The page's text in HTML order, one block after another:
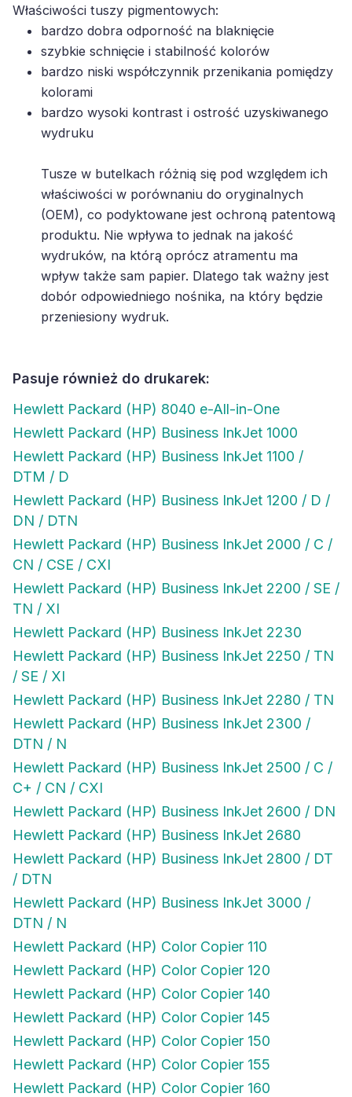
Właściwości tuszy pigmentowych:
bardzo dobra odporność na blaknięcie
szybkie schnięcie i stabilność kolorów
bardzo niski współczynnik przenikania pomiędzy
kolorami
bardzo wysoki kontrast i ostrość uzyskiwanego
wydruku
Tusze w butelkach różnią się pod względem ich
właściwości w porównaniu do oryginalnych
(OEM), co podyktowane jest ochroną patentową
produktu. Nie wpływa to jednak na jakość
wydruków, na którą oprócz atramentu ma
wpływ także sam papier. Dlatego tak ważny jest
dobór odpowiedniego nośnika, na który będzie
przeniesiony wydruk.
Pasuje również do drukarek:
Hewlett Packard (HP) 8040 e-All-in-One
Hewlett Packard (HP) Business InkJet 1000
Hewlett Packard (HP) Business InkJet 1100 /
DTM / D
Hewlett Packard (HP) Business InkJet 1200 / D /
DN / DTN
Hewlett Packard (HP) Business InkJet 2000 / C /
CN / CSE / CXI
Hewlett Packard (HP) Business InkJet 2200 / SE /
TN / XI
Hewlett Packard (HP) Business InkJet 2230
Hewlett Packard (HP) Business InkJet 2250 / TN
/ SE / XI
Hewlett Packard (HP) Business InkJet 2280 / TN
Hewlett Packard (HP) Business InkJet 2300 /
DTN / N
Hewlett Packard (HP) Business InkJet 2500 / C /
C+ / CN / CXI
Hewlett Packard (HP) Business InkJet 2600 / DN
Hewlett Packard (HP) Business InkJet 2680
Hewlett Packard (HP) Business InkJet 2800 / DT
/ DTN
Hewlett Packard (HP) Business InkJet 3000 /
DTN / N
Hewlett Packard (HP) Color Copier 110
Hewlett Packard (HP) Color Copier 120
Hewlett Packard (HP) Color Copier 140
Hewlett Packard (HP) Color Copier 145
Hewlett Packard (HP) Color Copier 150
Hewlett Packard (HP) Color Copier 155
Hewlett Packard (HP) Color Copier 160